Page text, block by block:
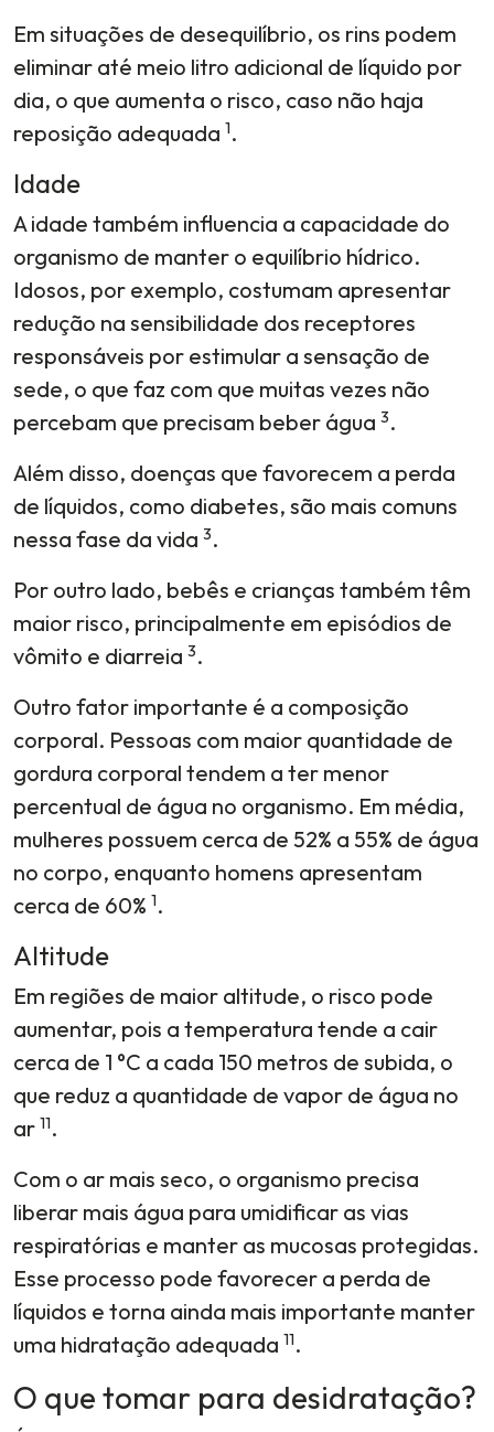
Em situações de desequilíbrio, os rins podem
eliminar até meio litro adicional de líquido por
dia, o que aumenta o risco, caso não haja
reposição adequada 1.
Idade
A idade também influencia a capacidade do
organismo de manter o equilíbrio hídrico.
Idosos, por exemplo, costumam apresentar
redução na sensibilidade dos receptores
responsáveis por estimular a sensação de
sede, o que faz com que muitas vezes não
percebam que precisam beber água 3.
Além disso, doenças que favorecem a perda
de líquidos, como diabetes, são mais comuns
nessa fase da vida 3.
Por outro lado, bebês e crianças também têm
maior risco, principalmente em episódios de
vômito e diarreia 3.
Outro fator importante é a composição
corporal. Pessoas com maior quantidade de
gordura corporal tendem a ter menor
percentual de água no organismo. Em média,
mulheres possuem cerca de 52% a 55% de água
no corpo, enquanto homens apresentam
cerca de 60% 1.
Altitude
Em regiões de maior altitude, o risco pode
aumentar, pois a temperatura tende a cair
cerca de 1 °C a cada 150 metros de subida, o
que reduz a quantidade de vapor de água no
ar 11.
Com o ar mais seco, o organismo precisa
liberar mais água para umidificar as vias
respiratórias e manter as mucosas protegidas.
Esse processo pode favorecer a perda de
líquidos e torna ainda mais importante manter
uma hidratação adequada 11.
O que tomar para desidratação?